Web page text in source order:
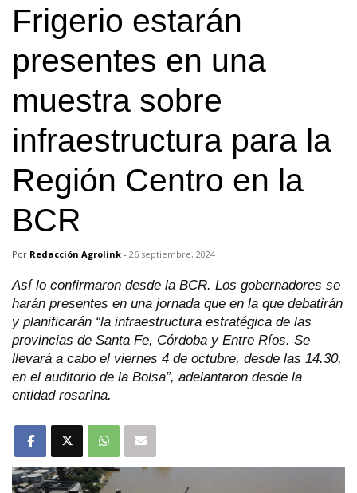
Frigerio estarán
presentes en una
muestra sobre
infraestructura para la
Región Centro en la
BCR
Por Redacción Agrolink - 26 septiembre, 2024
Así lo confirmaron desde la BCR. Los gobernadores se
harán presentes en una jornada que en la que debatirán
y planificarán “la infraestructura estratégica de las
provincias de Santa Fe, Córdoba y Entre Ríos. Se
llevará a cabo el viernes 4 de octubre, desde las 14.30,
en el auditorio de la Bolsa”, adelantaron desde la
entidad rosarina.